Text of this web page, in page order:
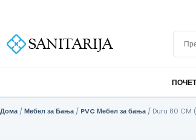
Дома/Мебел за Бања/ PVC Мебел за бања/ Duru 80 CM